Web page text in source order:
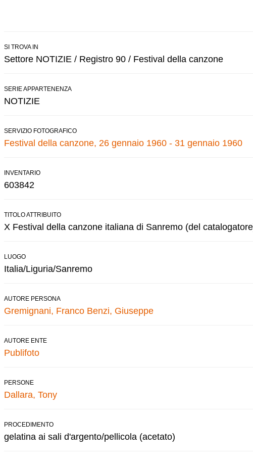
SI TROVA IN
Settore NOTIZIE / Registro 90 / Festival della canzone
SERIE APPARTENENZA
NOTIZIE
SERVIZIO FOTOGRAFICO
Festival della canzone, 26 gennaio 1960 - 31 gennaio 1960
INVENTARIO
603842
TITOLO ATTRIBUITO
X Festival della canzone italiana di Sanremo (del
LUOGO
Italia/Liguria/Sanremo
AUTORE PERSONA
Gremignani, Franco Benzi, Giuseppe
AUTORE ENTE
Publifoto
PERSONE
Dallara, Tony
PROCEDIMENTO
gelatina ai sali d'argento/pellicola (acetato)